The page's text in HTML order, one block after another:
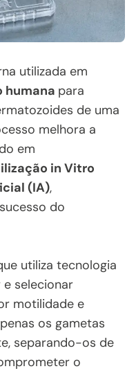
utilizada em
humana para
de uma
melhora a
em
in Vitro
(IA),
do
utiliza tecnologia
selecionar
motilidade e
os gametas
separando-os de
o